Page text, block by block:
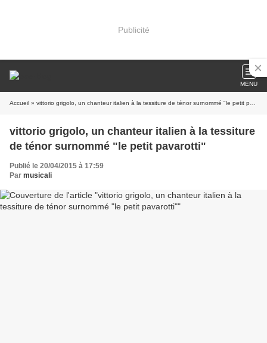
Publicité
MENU
Accueil » vittorio grigolo, un chanteur italien à la tessiture de ténor surnommé "le petit pavarotti"
vittorio grigolo, un chanteur italien à la tessiture
de ténor surnommé "le petit pavarotti"
Publié le 20/04/2015 à 17:59
Par musicali